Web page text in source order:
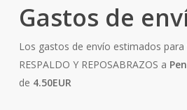
Gastos de
Los gastos de envío estimados para
RESPALDO Y REPOSABRAZOS a
de 4.50EUR